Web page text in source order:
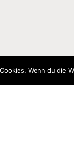
Wenn du die